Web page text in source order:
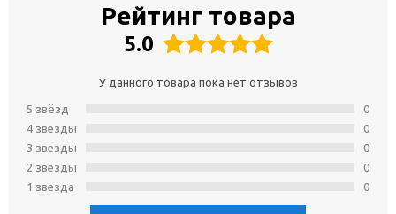
Рейтинг товара
5.0
У данного товара пока нет отзывов
5 звёзд
4 звeзды
3 звeзды
2 звeзды
1 звeзда
0
0
0
0
0